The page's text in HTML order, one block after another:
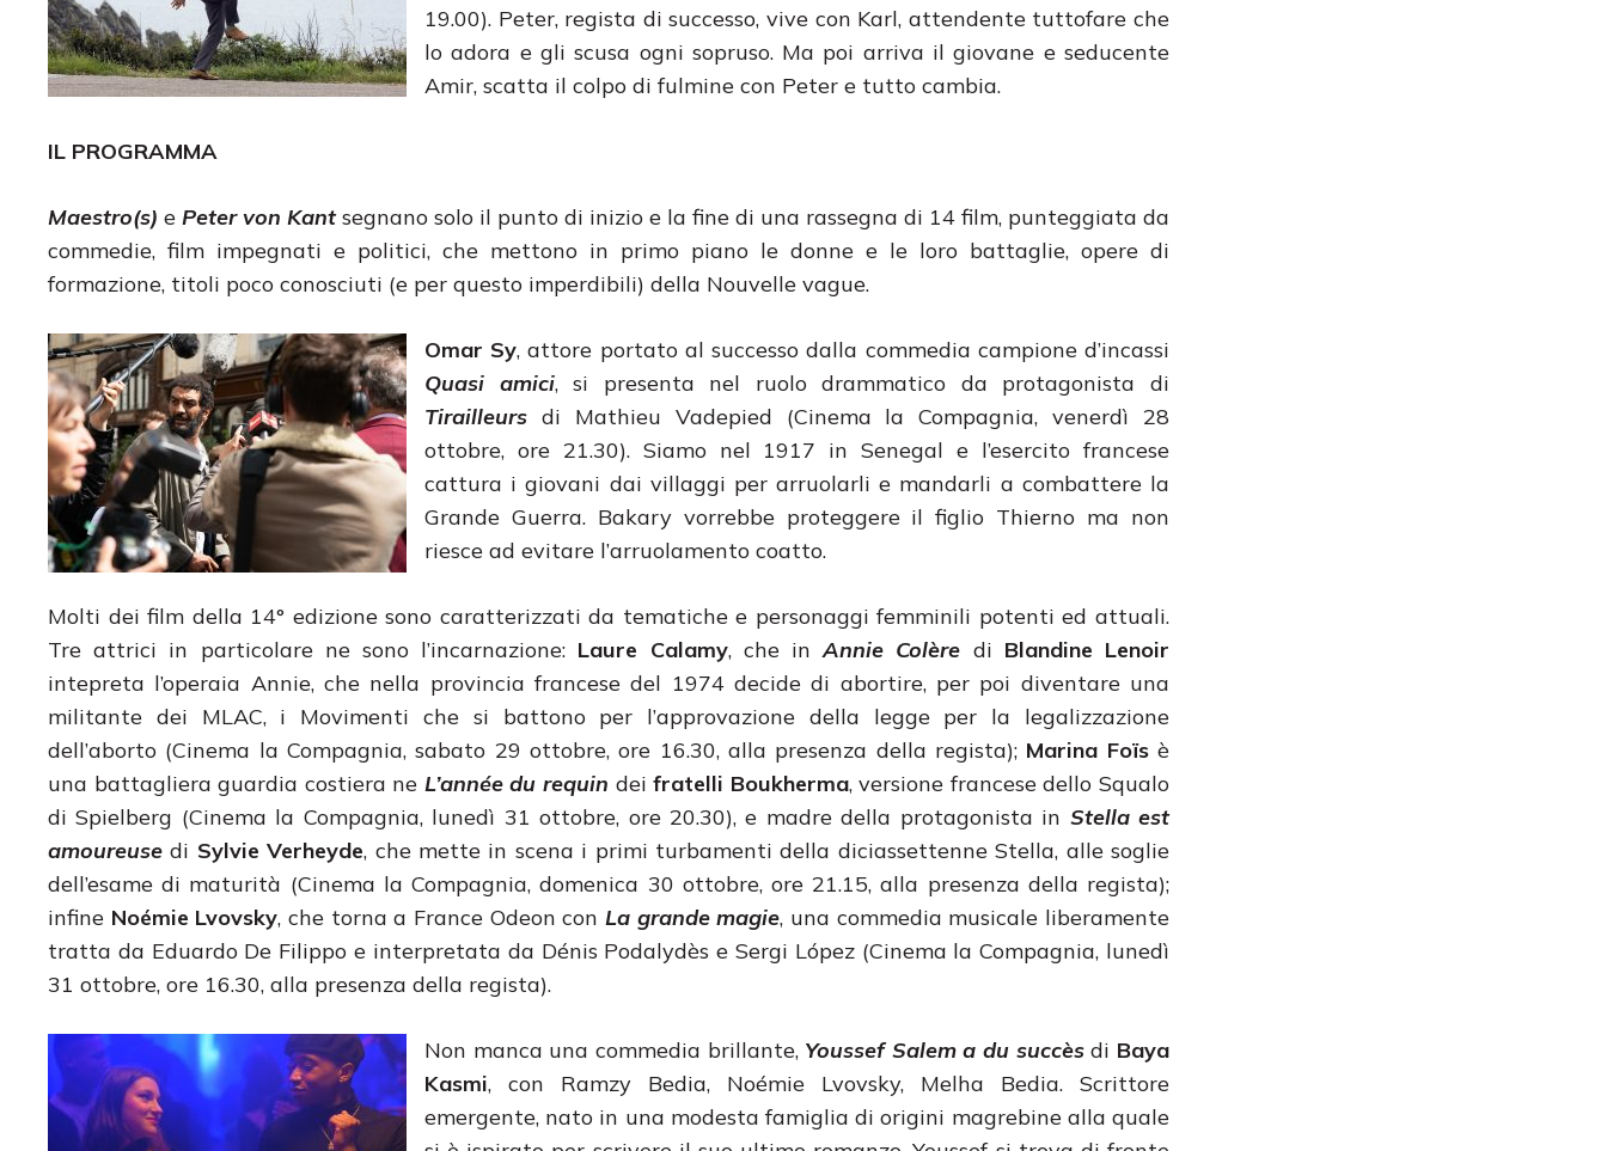
19.00). Peter, regista di successo, vive con Karl, attendente tuttofare che
lo adora e gli scusa ogni sopruso. Ma poi arriva il giovane e seducente
Amir, scatta il colpo di fulmine con Peter e tutto cambia.
IL PROGRAMMA
Maestro(s) e Peter von Kant segnano solo il punto di inizio e la fine di una rassegna di 14 film, punteggiata da
commedie, film impegnati e politici, che mettono in primo piano le donne e le loro battaglie, opere di
formazione, titoli poco conosciuti (e per questo imperdibili) della Nouvelle vague.
Omar Sy, attore portato al successo dalla commedia campione d’incassi
Quasi amici, si presenta nel ruolo drammatico da protagonista di
Tirailleurs di Mathieu Vadepied (Cinema la Compagnia, venerdì 28
ottobre, ore 21.30). Siamo nel 1917 in Senegal e l’esercito francese
cattura i giovani dai villaggi per arruolarli e mandarli a combattere la
Grande Guerra. Bakary vorrebbe proteggere il figlio Thierno ma non
riesce ad evitare l’arruolamento coatto.
Molti dei film della 14° edizione sono caratterizzati da tematiche e personaggi femminili potenti ed attuali.
Tre attrici in particolare ne sono l’incarnazione: Laure Calamy, che inAnnie Colère di Blandine Lenoir
intepreta l’operaia Annie, che nella provincia francese del 1974 decide di abortire, per poi diventare una
militante dei MLAC, i Movimenti che si battono per l’approvazione della legge per la legalizzazione
dell’aborto (Cinema la Compagnia, sabato 29 ottobre, ore 16.30, alla presenza della regista); Marina Foïsè
una battagliera guardia costiera ne L’année du requin deifratelli Boukherma, versione francese dello Squalo
di Spielberg (Cinema la Compagnia, lunedì 31 ottobre, ore 20.30), e madre della protagonista in Stella est
amoureuse di Sylvie Verheyde, che mette in scena i primi turbamenti della diciassettenne Stella, alle soglie
dell’esame di maturità (Cinema la Compagnia, domenica 30 ottobre, ore 21.15, alla presenza della regista);
infine Noémie Lvovsky, che torna a France Odeon conLa grande magie, una commedia musicale liberamente
tratta da Eduardo De Filippo e interpretata da Dénis Podalydès e Sergi López (Cinema la Compagnia, lunedì
31 ottobre, ore 16.30, alla presenza della regista).
Non manca una commedia brillante, Youssef Salem a du succèsdi Baya
Kasmi, con Ramzy Bedia, Noémie Lvovsky, Melha Bedia. Scrittore
emergente, nato in una modesta famiglia di origini magrebine alla quale